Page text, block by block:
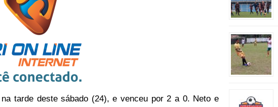
tarde deste sábado (24), e venceu por 2 a 0. Neto e